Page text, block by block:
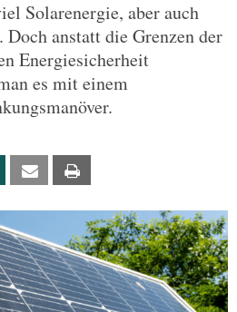
Solarenergie, aber auch
Doch anstatt die Grenzen der
Energiesicherheit
es mit einem
Xing Email